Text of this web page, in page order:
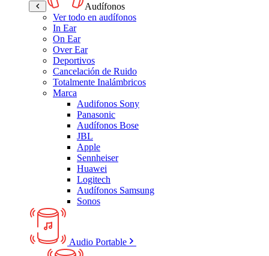
Audífonos
Ver todo en audífonos
In Ear
On Ear
Over Ear
Deportivos
Cancelación de Ruido
Totalmente Inalámbricos
Marca
Audifonos Sony
Panasonic
Audífonos Bose
JBL
Apple
Sennheiser
Huawei
Logitech
Audífonos Samsung
Sonos
Audio Portable